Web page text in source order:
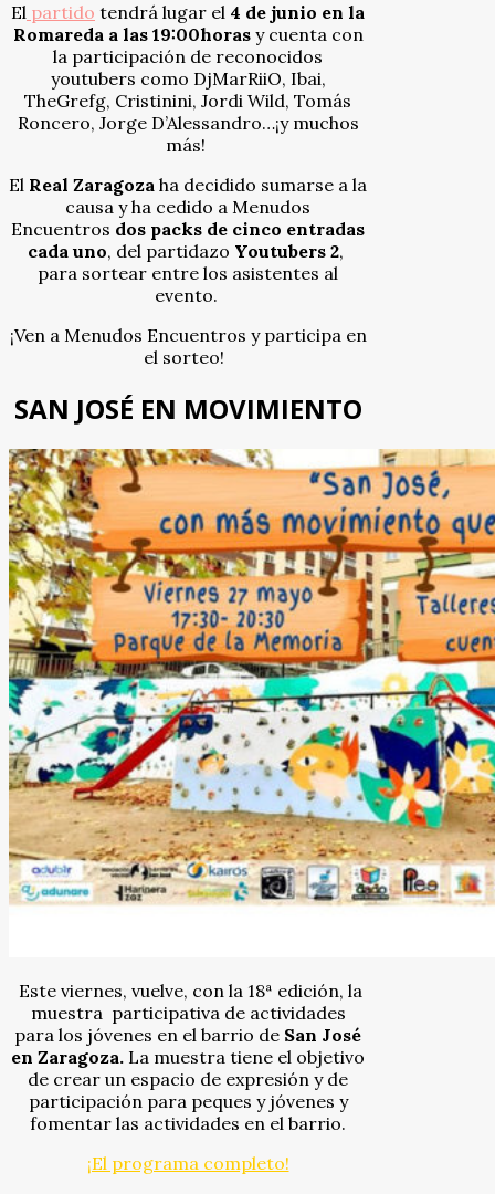
El partido tendrá lugar el 4 de junio en la
Romareda a las 19:00horasy cuenta con
la participación de reconocidos
youtubers como DjMarRiiO, Ibai,
TheGrefg, Cristinini, Jordi Wild, Tomás
Roncero, Jorge D’Alessandro…¡y muchos
más!
El Real Zaragoza ha decidido sumarse a la
causa y ha cedido a Menudos
Encuentros dos packs de cinco entradas
cada uno, del partidazo Youtubers 2,
para sortear entre los asistentes al
evento.
¡Ven a Menudos Encuentros y participa en
el sorteo!
SAN JOSÉ EN MOVIMIENTO
Este viernes, vuelve, con la 18ª edición, la
muestra participativa de actividades
para los jóvenes en el barrio de San José
en Zaragoza. La muestra tiene el objetivo
de crear un espacio de expresión y de
participación para peques y jóvenes y
fomentar las actividades en el barrio.
¡El programa completo!